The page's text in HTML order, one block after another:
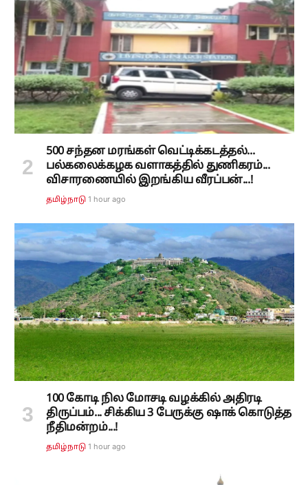
500 சந்தன மரங்கள் வெட்டிக்கடத்தல்...
பல்கலைக்கழக வளாகத்தில் துணிகரம்...
விசாரணையில் இறங்கிய வீரப்பன்...!
தமிழ்நாடு 1 hour ago
100 கோடி நில மோசடி வழக்கில் அதிரடி
திருப்பம்... சிக்கிய 3 பேருக்கு ஷாக் கொடுத்த
நீதிமன்றம்...!
தமிழ்நாடு 1 hour ago